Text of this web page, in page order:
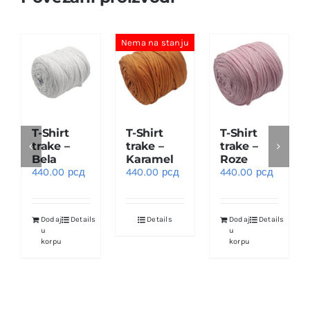
T-Shirt
trake –
Bela
440.00 рсд
Dodaj
u
korpu
Details
Nema na stanju
T-Shirt
trake –
Karamel
440.00 рсд
Details
T-Shirt
trake –
Roze
440.00 рсд
Dodaj
u
korpu
Details